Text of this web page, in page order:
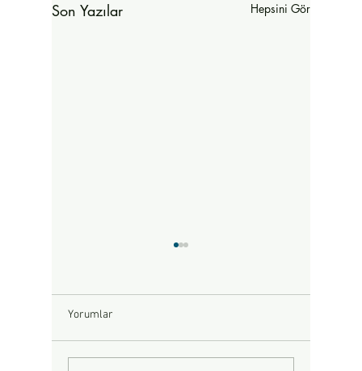
Son Yazılar Hepsini Gör
Badem Yağı
Yorumlar